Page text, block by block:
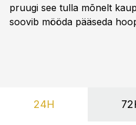
pruugi see tulla mõnelt
soovib mööda pääseda
24H